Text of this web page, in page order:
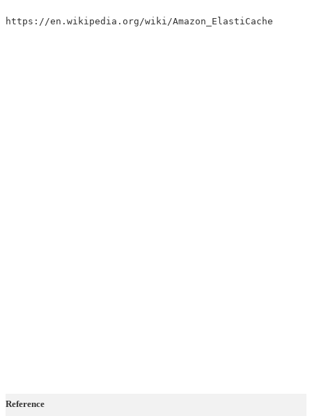
https://en.wikipedia.org/wiki/Amazon_ElastiCache
Reference